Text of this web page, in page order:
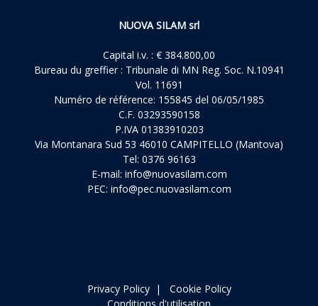
NUOVA SILAM srl
Capital i.v. : € 384.800,00
Bureau du greffier : Tribunale di MN Reg. Soc. N.10941
Vol. 11691
Numéro de référence: 155845 del 06/05/1985
C.F. 03293590158
P.IVA 01383910203
Via Montanara Sud 53 46010 CAMPITELLO (Mantova)
Tel: 0376 96163
E-mail: info@nuovasilam.com
PEC: info@pec.nuovasilam.com
Privacy Policy| Cookie Policy
Conditions d'utilisation